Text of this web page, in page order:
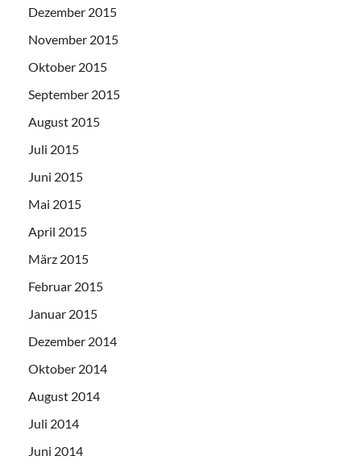
Dezember 2015
November 2015
Oktober 2015
September 2015
August 2015
Juli 2015
Juni 2015
Mai 2015
April 2015
März 2015
Februar 2015
Januar 2015
Dezember 2014
Oktober 2014
August 2014
Juli 2014
Juni 2014